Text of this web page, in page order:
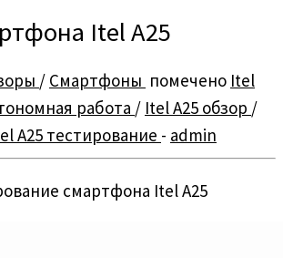
Itel A25
/ Смартфоны помечено Itel
работа / Itel A25 обзор /
A25 тестирование - admin
смартфона Itel A25